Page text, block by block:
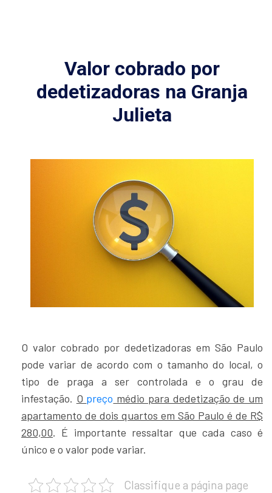
Valor cobrado por
dedetizadoras na Granja
Julieta
O valor cobrado por dedetizadoras em São Paulo
pode variar de acordo com o tamanho do local, o
tipo de praga a ser controlada e o grau de
infestação. O preço médio para dedetização de um
apartamento de dois quartos em São Paulo é de R$
280,00. É importante ressaltar que cada caso é
único e o valor pode variar.
Classifique a página page